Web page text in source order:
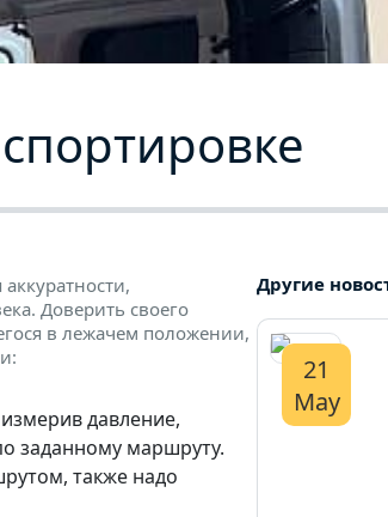
Доверить своего
в лежачем положении,
давление,
заданному маршруту.
также надо
Другие